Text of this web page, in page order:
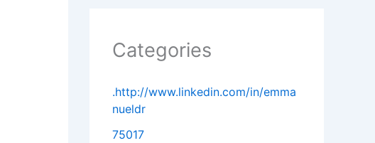
Categories
.http://www.linkedin.com/in/emma
nueldr
75017